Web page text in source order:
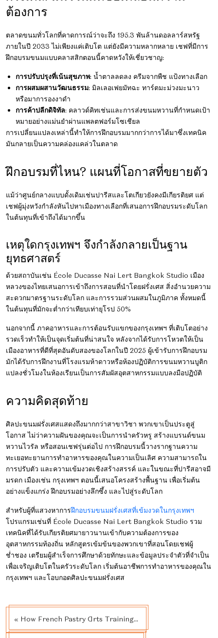
ต้องการ
ตลาดขนมทั่วโลกที่คาดการณ์ว่าจะถึง 195.3 พันล้านดอลลาร์สหรัฐ
ภายในปี 2033 ไม่เพียงแค่เติบโต แต่ยังมีความหลากหลาย เชฟที่มีการ
ฝึกอบรมขนมแบบคลาสสิกตอนนี้คาดหวังให้เชี่ยวชาญ:
การปรับปรุงที่เน้นสุขภาพ: น้ำตาลลดลง ครีมจากพืช แป้งทางเลือก
การผสมผสานวัฒนธรรม: มิลเลอเฟยมัทฉะ ทาร์ตมะม่วงมะนาว
หรือมาการองงาดำ
การค้าปลีกดิจิทัล: คลาวด์คิทเช่นและการส่งขนมหวานที่กำหนดเป้า
หมายอย่างแม่นยำผ่านแพลตฟอร์มโซเชียล
การเปลี่ยนแปลงเหล่านี้ทำให้การฝึกอบรมมากกว่าการได้มาซึ่งเทคนิค
มันกลายเป็นความคล่องแคล่วในตลาด
ฝึกอบรมที่ไหน? แผนที่โอกาสที่ขยายตัว
แม้ว่าศูนย์กลางแบบดั้งเดิมเช่นปารีสและโตเกียวยังคงมีเกียรติยศ แต่
เชฟผู้มุ่งหวังกำลังหันไปหาเมืองทางเลือกที่เสนอการฝึกอบรมระดับโลก
ในต้นทุนที่เข้าถึงได้มากขึ้น
เหตุใดกรุงเทพฯ จึงกำลังกลายเป็นฐาน
ยุทธศาสตร์
ด้วยสถาบันเช่น École Ducasse Nai Lert Bangkok Studio เมือง
หลวงของไทยเสนอการเข้าถึงการสอนที่นำโดยฝรั่งเศส สิ่งอำนวยความ
สะดวกมาตรฐานระดับโลก และการรวมส่วนผสมในภูมิภาค ทั้งหมดนี้
ในต้นทุนที่มักจะต่ำกว่าเทียบเท่ายุโรป 50%
นอกจากนี้ ภาคอาหารและการต้อนรับแขกของกรุงเทพฯ ที่เติบโตอย่าง
รวดเร็วทำให้เป็นจุดเริ่มต้นที่น่าสนใจ หลังจากได้รับการโหวตให้เป็น
เมืองอาหารที่ดีที่สุดอันดับสองของโลกในปี 2025 ผู้เข้ารับการฝึกอบรม
มักได้รับการฝึกงานที่โรงแรมห้าดาวหรือห้องปฏิบัติการขนมหวานบูติก
แปลงชั่วโมงในห้องเรียนเป็นการสัมผัสอุตสาหกรรมแบบลงมือปฏิบัติ
ความคิดสุดท้าย
ศิลปะขนมฝรั่งเศสแสดงถึงมากกว่าสาขาวิชา พวกเขาเป็นประตูสู่
โอกาส ไม่ว่าความฝันของคุณจะเป็นการนำครัวหรู สร้างแบรนด์ขนม
หวานไวรัล หรือสอนเชฟรุ่นต่อไป การฝึกอบรมนี้วางรากฐานความ
ทะเยอทะยานการทำอาหารของคุณในความเป็นเลิศ ความสามารถใน
การปรับตัว และความเข้มงวดเชิงสร้างสรรค์ และในขณะที่ปารีสอาจมี
มรดก เมืองเช่น กรุงเทพฯ ตอนนี้เสนอโครงสร้างพื้นฐาน เพื่อเริ่มต้น
อย่างแข็งแกร่ง ฝึกอบรมอย่างลึกซึ้ง และไปสู่ระดับโลก
สำหรับผู้ที่แสวงหาการฝึกอบรมขนมฝรั่งเศสที่เข้มงวดในกรุงเทพฯ
โปรแกรมเช่นที่ École Ducasse Nai Lert Bangkok Studio รวม
เทคนิคที่ได้รับเกียรติยศมายาวนานเข้ากับความต้องการของ
อุตสาหกรรมท้องถิ่น หลักสูตรเข้มข้นของพวกเขาที่สอนโดยเชฟผู้
ช่ำชอง เตรียมผู้สำเร็จการศึกษาด้วยทักษะและข้อมูลประจำตัวที่จำเป็น
เพื่อเจริญเติบโตในครัวระดับโลก เริ่มต้นอาชีพการทำอาหารของคุณใน
กรุงเทพฯ และโอบกอดศิลปะขนมฝรั่งเศส
« How French Pastry Arts Training...